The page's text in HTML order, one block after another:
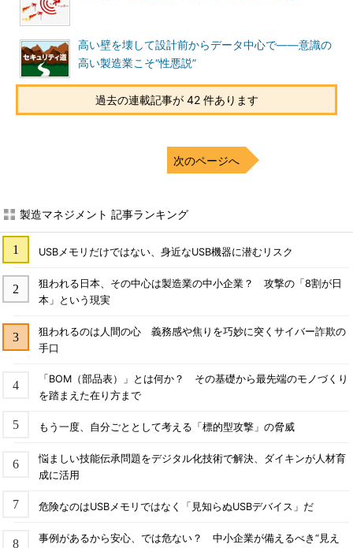
高い壁を壊して設計前からデータ中心で――意識の
高い製造業こそ“性悪説”
過去の連載記事が 42 件あります
次のページへ
製造マネジメント 記事ランキング
USBメモリだけではない、身近なUSB機器に潜むリスク
狙われる日本、その中心は製造業の中小企業？ 攻撃の「8割が日
本」という現実
狙われるのは人間の心 義務感や焦りを巧妙に突くサイバー詐欺の
手口
「BOM（部品表）」とは何か？ その基礎から最先端のモノづくり
を踏まえた在り方まで
もう一度、自分ごととして考える「標的型攻撃」の脅威
悩ましい技能伝承問題をデジタル化技術で解決、ダイキンが人材育
成に活用
危険なのはUSBメモリではなく「見知らぬUSBデバイス」だ
事例があるから安心、では危ない？ 中小企業が備えるべき“見え